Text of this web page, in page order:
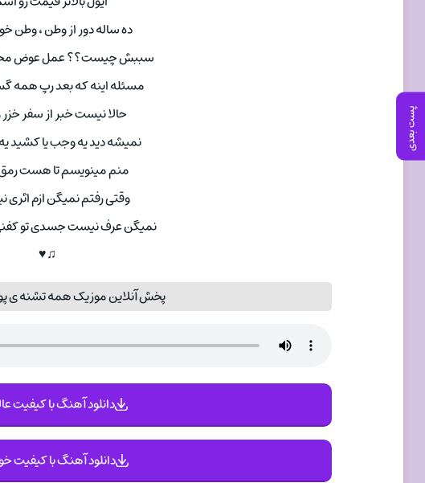
پست بعدی
ده ساله دور از وطن ،
سببش چیست؟؟ عمل عوض
مسئله اینه که بعد رپ
حالا نیست خبر از سفر
نمیشه دید یه وجب یا کشید
منم مینویسم تا هست
وقتی رفتم نمیگن ازم
نمیگن عرف نیست جسدی تو
♫♥
پخش آنلاین موزیک همه تشنه ی
دانلود آهنگ با کیفیت عالی
دانلود آهنگ با کیفیت خوب